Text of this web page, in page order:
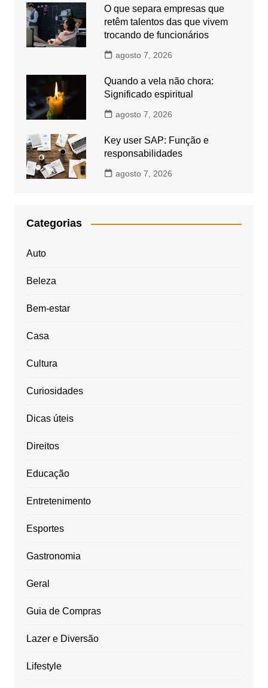
O que separa empresas que
retêm talentos das que vivem
trocando de funcionários
agosto 7, 2026
Quando a vela não chora:
Significado espiritual
agosto 7, 2026
Key user SAP: Função e
responsabilidades
agosto 7, 2026
Categorias
Auto
Beleza
Bem-estar
Casa
Cultura
Curiosidades
Dicas úteis
Direitos
Educação
Entretenimento
Esportes
Gastronomia
Geral
Guia de Compras
Lazer e Diversão
Lifestyle